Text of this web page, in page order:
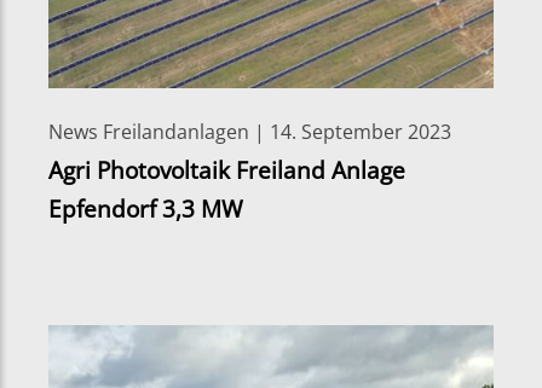
News Freilandanlagen | 14. September 2023
Agri Photovoltaik Freiland Anlage
Epfendorf 3,3 MW